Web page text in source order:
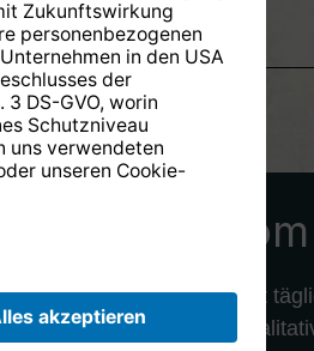
ein Teil
arbeiten wir bei TechniSat
Kunden mit innovativen,